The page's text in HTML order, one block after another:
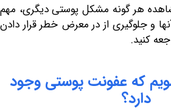
گونه مشکل پوستی دیگری، مهم
از در معرض خطر قرار دادن
عفونت پوستی وجود
دارد؟